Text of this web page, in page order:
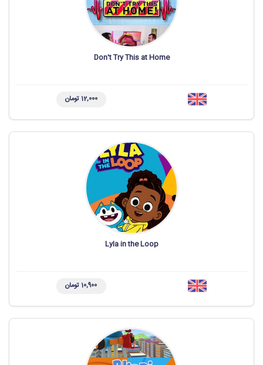
Don't Try This at Home
12,000 تومان
Lyla in the Loop
10,900 تومان